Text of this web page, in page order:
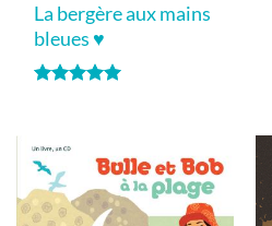
La bergère aux mains
bleues ♥